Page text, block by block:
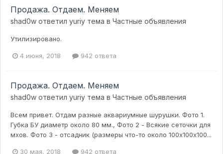
Продажа. Отдаем. Меняем
shad0w ответил yuriy тема в Частные объявления
Утилизировано.
4 июня, 2018 942 ответа
Продажа. Отдаем. Меняем
shad0w ответил yuriy тема в Частные объявления
Всем привет. Отдам разные аквариумные шурушки. Фото 1.
Губка БУ диаметр около 80 мм., Фото 2 - Всякие сеточки для
мхов. Фото 3 - отсадник (размеры что-то около 100х100х100...
30 мая, 2018 942 ответа